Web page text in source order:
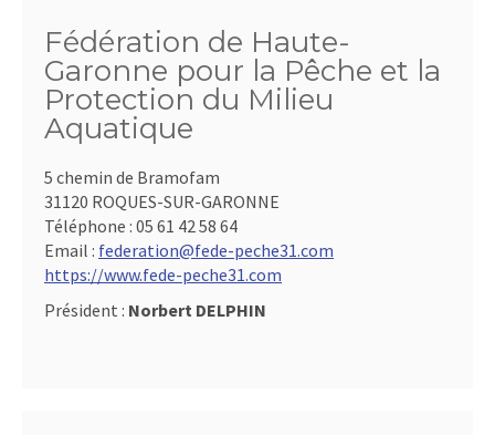
Fédération de Haute-
Garonne pour la Pêche et la
Protection du Milieu
Aquatique
5 chemin de Bramofam
31120 ROQUES-SUR-GARONNE
Téléphone : 05 61 42 58 64
Email : federation@fede-peche31.com
https://www.fede-peche31.com
Président : Norbert DELPHIN